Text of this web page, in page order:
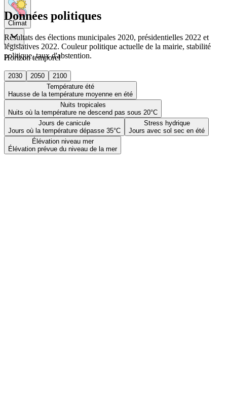
Climat
Horizon temporel
2030 2050
2100
Température été
Hausse de la température moyenne en été
Nuits tropicales
Nuits où la température ne descend pas sous 20°C
Jours de canicule
Jours où la température dépasse 35°C
Stress hydrique
Jours avec sol sec en été
Élévation niveau mer
Élévation prévue du niveau de la mer
Données politiques
Résultats des élections municipales 2020, présidentielles 2022 et
législatives 2022. Couleur politique actuelle de la mairie, stabilité
politique, taux d'abstention.